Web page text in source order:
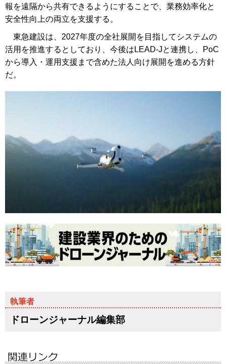
報を遠隔から共有できるようにすることで、業務効率化と
安全性向上の両立を支援する。
東急建設は、2027年度の全社展開を目指してシステムの
活用を推進するとしており、今後はLEAD-Jと連携し、PoC
から導入・運用支援まで含めた法人向け展開を進める方針
だ。
ドローンジャーナル編集部